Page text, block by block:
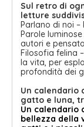
Sul retro di
letture
Parlano di noi –
Parole
autori e
Filosofia felina
la vita, per
profondità dei
Un calendario
gatto e luna,
Un calendario
bellezza della